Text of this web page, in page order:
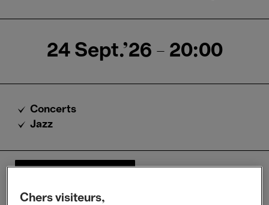
24 Sept.'26 - 20:00
Concerts
Jazz
Descriptif
Chers visiteurs,